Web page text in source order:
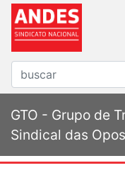
GTO - Grupo de
Sindical das